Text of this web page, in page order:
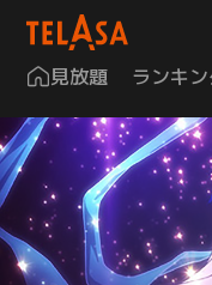
見放題 ランキ